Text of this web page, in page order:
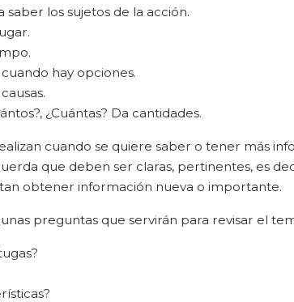
saber los sujetos de la acción.
cuando hay opciones.
¿Cuántas? Da cantidades.
cuando se quiere saber o tener más
que deben ser claras, pertinentes, es
obtener información nueva o importante.
preguntas que servirán para revisar el